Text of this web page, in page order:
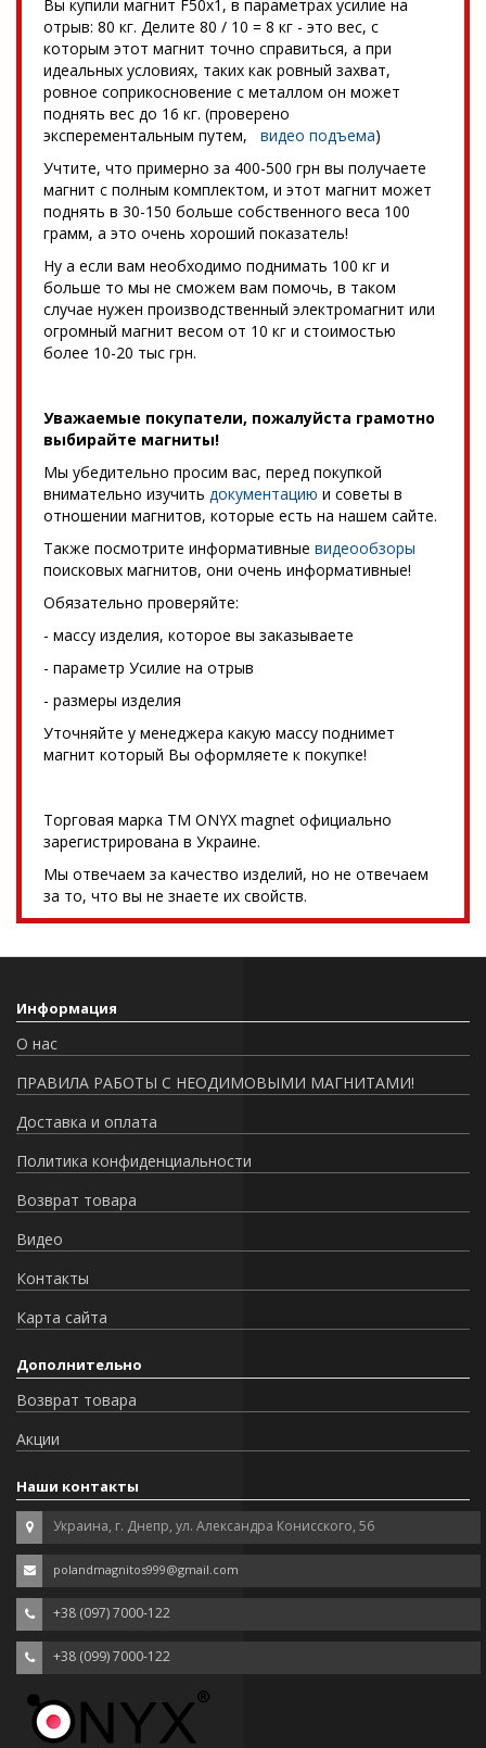
Вы купили магнит F50x1, в параметрах усилие на
отрыв: 80 кг. Делите 80 / 10 = 8 кг - это вес, с
которым этот магнит точно справиться, а при
идеальных условиях, таких как ровный захват,
ровное соприкосновение с металлом он может
поднять вес до 16 кг. (проверено
эксперементальным путем, видео подъема)
Учтите, что примерно за 400-500 грн вы получаете
магнит с полным комплектом, и этот магнит может
поднять в 30-150 больше собственного веса 100
грамм, а это очень хороший показатель!
Ну а если вам необходимо поднимать 100 кг и
больше то мы не сможем вам помочь, в таком
случае нужен производственный электромагнит или
огромный магнит весом от 10 кг и стоимостью
более 10-20 тыс грн.
Уважаемые покупатели, пожалуйста грамотно
выбирайте магниты!
Мы убедительно просим вас, перед покупкой
внимательно изучить документацию и советы в
отношении магнитов, которые есть на нашем сайте.
Также посмотрите информативные видеообзоры
поисковых магнитов, они очень информативные!
Обязательно проверяйте:
- массу изделия, которое вы заказываете
- параметр Усилие на отрыв
- размеры изделия
Уточняйте у менеджера какую массу поднимет
магнит который Вы оформляете к покупке!
Торговая марка TM ONYX magnet официально
зарегистрирована в Украине.
Мы отвечаем за качество изделий, но не отвечаем
за то, что вы не знаете их свойств.
Информация
О нас
ПРАВИЛА РАБОТЫ С НЕОДИМОВЫМИ МАГНИТАМИ!
Доставка и оплата
Политика конфиденциальности
Возврат товара
Видео
Контакты
Карта сайта
Дополнительно
Возврат товара
Акции
Наши контакты
Украина, г. Днепр, ул. Александра Конисского, 56
polandmagnitos999@gmail.com
+38 (097) 7000-122
+38 (099) 7000-122